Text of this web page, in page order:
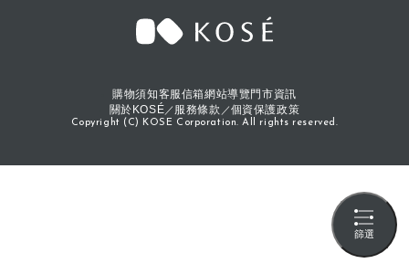
篩選
購物須知客服信箱網站導覽門市資訊
關於KOSÉ
服務條款 個資保護政策
Copyright (C) KOSE Corporation. All rights reserved.